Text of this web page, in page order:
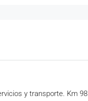
y transporte. Km 98